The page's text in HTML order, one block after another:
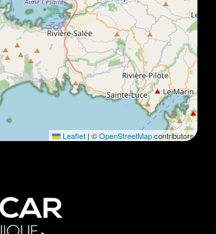
Leaflet | ©OpenStreetMapcontributors